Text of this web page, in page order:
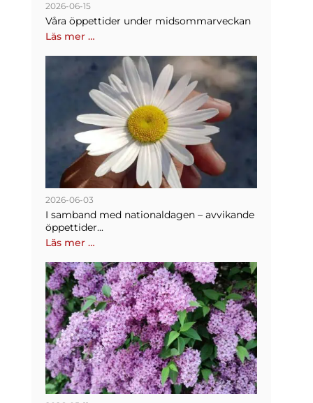
2026-06-15
Våra öppettider under midsommarveckan
Läs mer …
2026-06-03
I samband med nationaldagen – avvikande
öppettider...
Läs mer …